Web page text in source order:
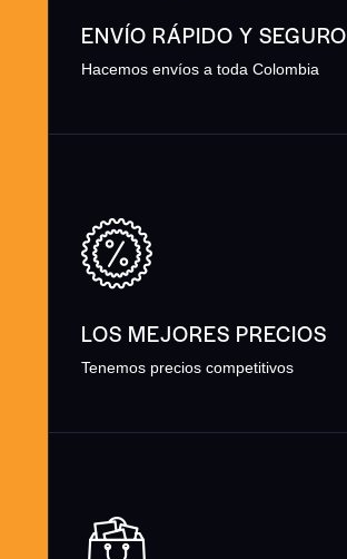
ENVÍO RÁPIDO Y SEGURO
Hacemos envíos a toda Colombia
LOS MEJORES PRECIOS
Tenemos precios competitivos